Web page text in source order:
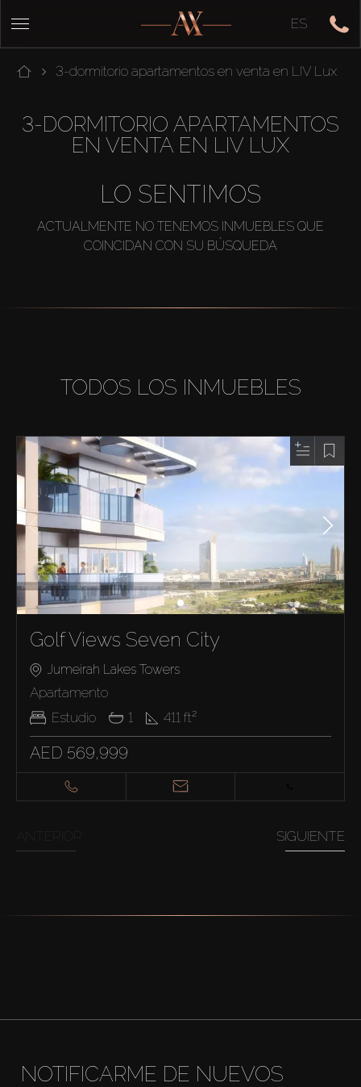
ES
3-dormitorio apartamentos en venta en LIV Lux
3-DORMITORIO APARTAMENTOS
EN VENTA EN LIV LUX
LO SENTIMOS
ACTUALMENTE NO TENEMOS INMUEBLES QUE
COINCIDAN CON SU BÚSQUEDA
TODOS LOS INMUEBLES
Golf Views Seven City
Jumeirah Lakes Towers
Apartamento
Estudio
1 411 ft²
AED 569,999
SIGUIENTE
NOTIFICARME DE NUEVOS